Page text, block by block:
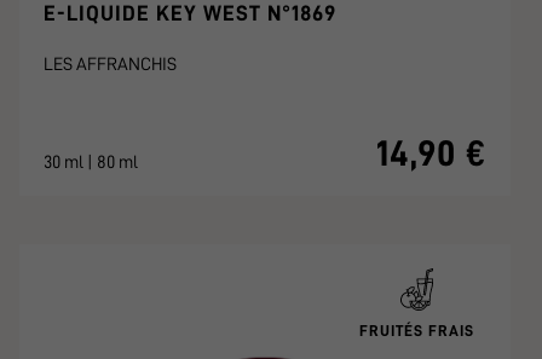
E-LIQUIDE KEY WEST N°1869
LES AFFRANCHIS
30 ml | 80 ml 14,90 €
FRUITÉS FRAIS